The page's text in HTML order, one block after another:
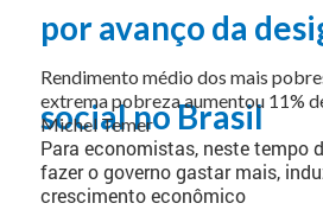
por avanço da
social no Brasil
Rendimento médio dos mais
extrema pobreza aumentou 11%
Michel Temer
Para economistas, neste tempo
fazer o governo gastar mais,
crescimento econômico